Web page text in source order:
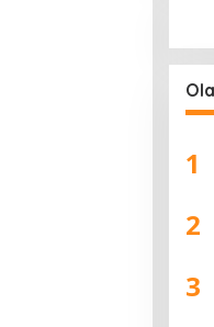
1
2
3